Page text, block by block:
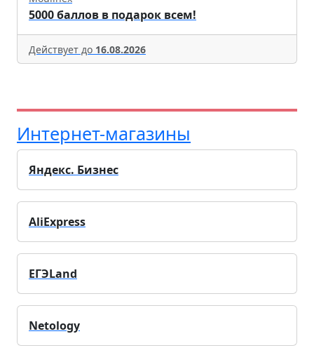
5000 баллов в подарок всем!
Действует до 16.08.2026
Интернет-магазины
Яндекс. Бизнес
AliExpress
ЕГЭLand
Netology